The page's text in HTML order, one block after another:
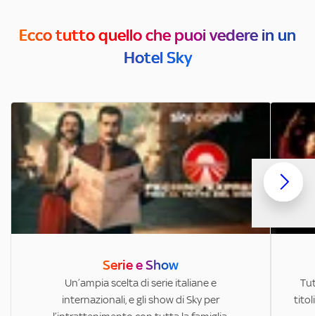
Ecco tutto quello che puoi vedere in un
Hotel Sky
Serie e Show
Un’ampia scelta di serie italiane e
internazionali, e gli show di Sky per
titoli